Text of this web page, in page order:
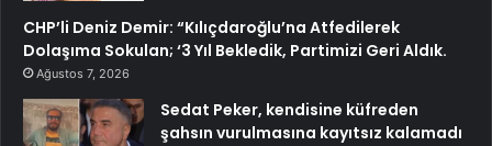
CHP’li Deniz Demir: “Kılıçdaroğlu’na Atfedilerek
Dolaşıma Sokulan; ‘3 Yıl Bekledik, Partimizi Geri Aldık.
Ağustos 7, 2026
Sedat Peker, kendisine küfreden
şahsın vurulmasına kayıtsız kalamadı